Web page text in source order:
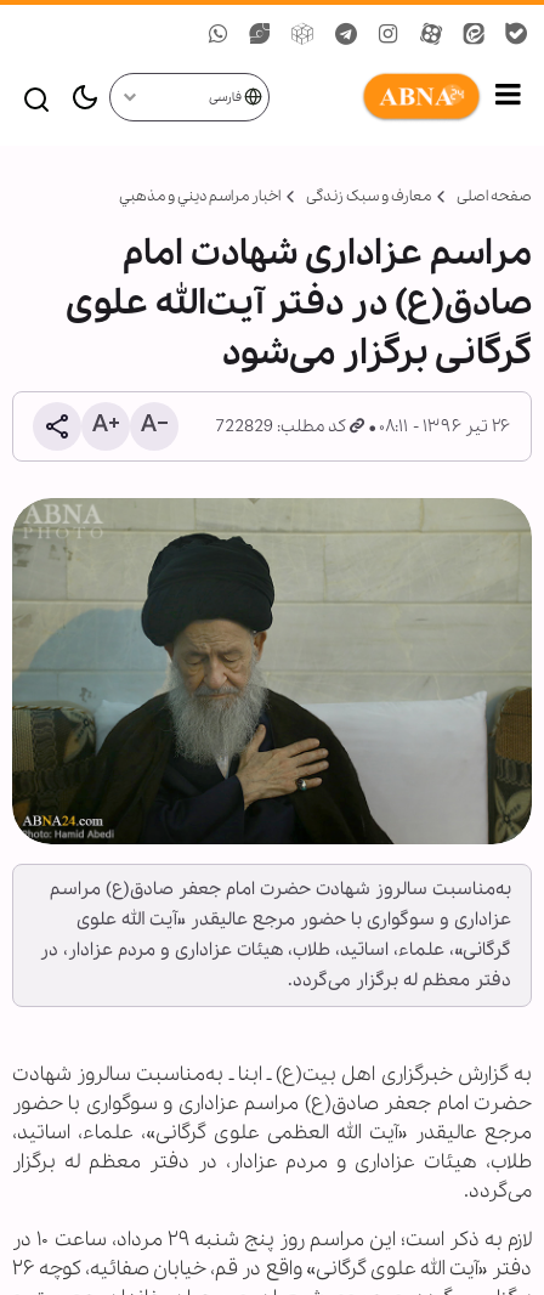
فارسی
صفحه اصلی معارف و سبک زندگی اخبار مراسم ديني و مذهبي
مراسم عزاداری شهادت امام
صادق(ع) در دفتر آیت‌الله علوی
گرگانی برگزار می‌شود
۲۶ تیر ۱۳۹۶ - ۰۸:۱۱ کد مطلب: 722829
به‌مناسبت سالروز شهادت حضرت امام جعفر صادق(ع) مراسم
عزاداری و سوگواری با حضور مرجع عالیقدر «آیت الله علوی
گرگانی»، علماء، اساتید، طلاب، هیئات عزاداری و مردم عزادار، در
دفتر معظم له برگزار می‌گردد.
به گزارش خبرگزاری اهل بیت(ع) ـ ابنا ـ به‌مناسبت سالروز شهادت
حضرت امام جعفر صادق(ع) مراسم عزاداری و سوگواری با حضور
مرجع عالیقدر «آیت الله العظمی علوی گرگانی»، علماء، اساتید،
طلاب، هیئات عزاداری و مردم عزادار، در دفتر معظم له برگزار
می‌گردد.
لازم به ذکر است؛ این مراسم روز پنج شنبه ۲۹ مرداد، ساعت ١٠ در
دفتر «آیت الله علوی گرگانی» واقع در قم، خیابان صفائیه، کوچه ۲۶